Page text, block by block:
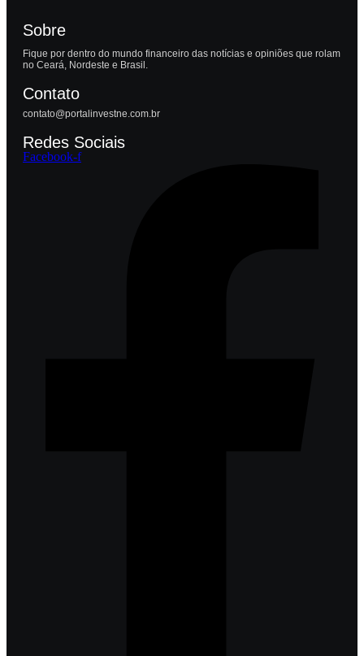
Sobre
Fique por dentro do mundo financeiro das notícias e opiniões que rolam
no Ceará, Nordeste e Brasil.
Contato
contato@portalinvestne.com.br
Redes Sociais
Facebook-f